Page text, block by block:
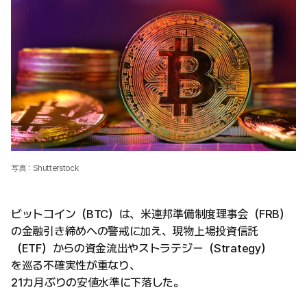
写真：Shutterstock
ビットコイン（BTC）は、米連邦準備制度理事会（FRB）
の金融引き締めへの警戒に加え、現物上場投資信託
（ETF）からの資金流出やストラテジー（Strategy）
を巡る不確実性が重なり、
21カ月ぶりの安値水準に下落した。